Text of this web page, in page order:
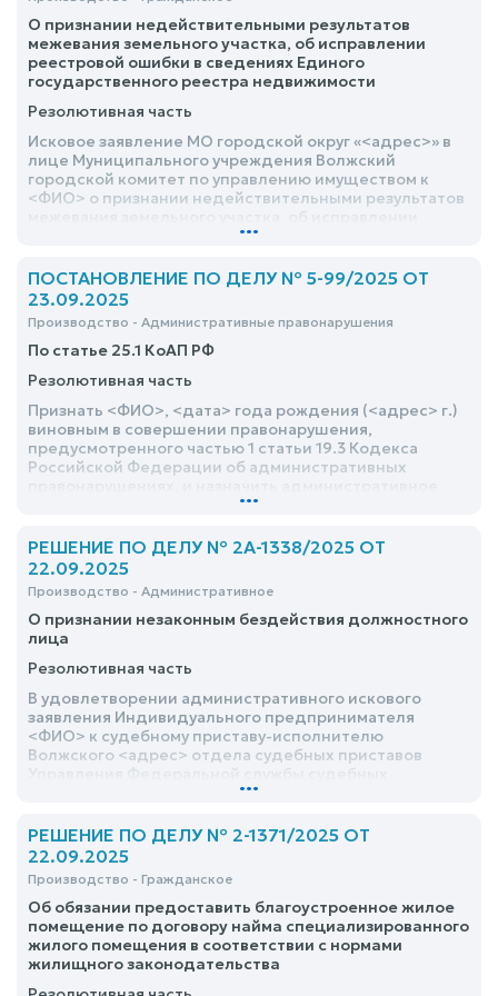
О признании недействительными результатов
межевания земельного участка, об исправлении
реестровой ошибки в сведениях Единого
государственного реестра недвижимости
Резолютивная часть
Исковое заявление МО городской округ «<адрес>» в
лице Муниципального учреждения Волжский
городской комитет по управлению имуществом к
<ФИО> о признании недействительными результатов
реестровой ошибки в сведениях Единого
удовлетворить
...
ПОСТАНОВЛЕНИЕ ПО ДЕЛУ № 5-99/2025 ОТ
23.09.2025
Производство - Административные правонарушения
По статье 25.1 КоАП РФ
Резолютивная часть
Признать <ФИО>, <дата> года рождения (<адрес> г.)
виновным в совершении правонарушения,
предусмотренного частью 1 статьи 19.3 Кодекса
Российской Федерации об административных
наказание в виде административного ареста на срок
...
РЕШЕНИЕ ПО ДЕЛУ № 2А-1338/2025 ОТ
22.09.2025
Производство - Административное
О признании незаконным бездействия должностного
лица
Резолютивная часть
В удовлетворении административного искового
заявления Индивидуального предпринимателя
<ФИО> к судебному приставу-исполнителю
Волжского <адрес> отдела судебных приставов
Управления Федеральной службы судебных
приставов по Республики Марий Эл <ФИО>,
Волжского <адрес> отдела судебных приставов
Управления службы судебных приставов по <адрес>
Эл <ФИО>, к Управлению Федеральной службы
судебных приставов по <адрес> Эл о признании
незаконным бездействие начальника отдела -
старшего судебного пристава <ФИО> УФССП России
по <адрес> Эл Д.Н.В., выразившееся в нарушении
положений статьи 10 ФЗ «Об органах
...
РЕШЕНИЕ ПО ДЕЛУ № 2-1371/2025 ОТ
22.09.2025
Производство - Гражданское
Об обязании предоставить благоустроенное жилое
помещение по договору найма специализированного
жилого помещения в соответствии с нормами
жилищного законодательства